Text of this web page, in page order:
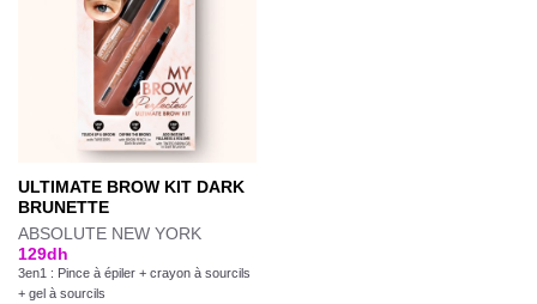
ULTIMATE BROW KIT DARK
BRUNETTE
ABSOLUTE NEW YORK
129dh
3en1 : Pince à épiler + crayon à sourcils
+ gel à sourcils